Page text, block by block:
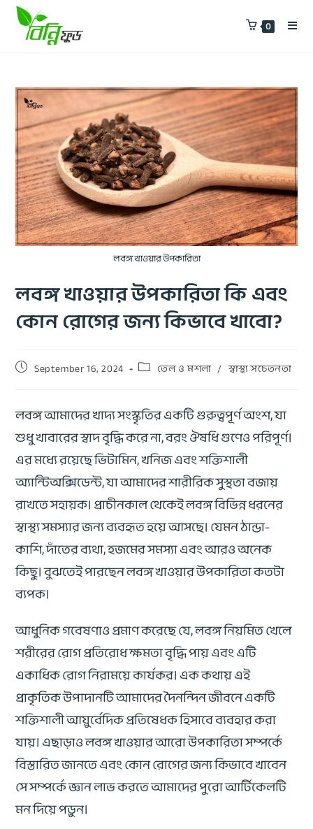
0
লবঙ্গ খাওয়ার উপকারিতা
লবঙ্গ খাওয়ার উপকারিতা কি এবং
কোন রোগের জন্য কিভাবে খাবো?
September 16, 2024 তেল ও মশলা / স্বাস্থ্য সচেতনতা
লবঙ্গ আমাদের খাদ্য সংস্কৃতির একটি গুরুত্বপূর্ণ অংশ, যা
শুধু খাবারের স্বাদ বৃদ্ধি করে না, বরং ঔষধি গুণেও পরিপূর্ণ।
এর মধ্যে রয়েছে ভিটামিন, খনিজ এবং শক্তিশালী
অ্যান্টিঅক্সিডেন্ট, যা আমাদের শারীরিক সুস্থতা বজায়
রাখতে সহায়ক। প্রাচীনকাল থেকেই লবঙ্গ বিভিন্ন ধরনের
স্বাস্থ্য সমস্যার জন্য ব্যবহৃত হয়ে আসছে। যেমন ঠান্ডা-
কাশি, দাঁতের ব্যথা, হজমের সমস্যা এবং আরও অনেক
কিছু। বুঝতেই পারছেন লবঙ্গ খাওয়ার উপকারিতা কতটা
ব্যপক।
আধুনিক গবেষণাও প্রমাণ করেছে যে, লবঙ্গ নিয়মিত খেলে
শরীরের রোগ প্রতিরোধ ক্ষমতা বৃদ্ধি পায় এবং এটি
একাধিক রোগ নিরাময়ে কার্যকর। এক কথায় এই
প্রাকৃতিক উপাদানটি আমাদের দৈনন্দিন জীবনে একটি
শক্তিশালী আয়ুর্বেদিক প্রতিষেধক হিসাবে ব্যবহার করা
যায়। এছাড়াও লবঙ্গ খাওয়ার আরো উপকারিতা সম্পর্কে
বিস্তারিত জানতে এবং কোন রোগের জন্য কিভাবে খাবেন
সে সম্পর্কে জ্ঞান লাভ করতে আমাদের পুরো আর্টিকেলটি
মন দিয়ে পড়ুন।